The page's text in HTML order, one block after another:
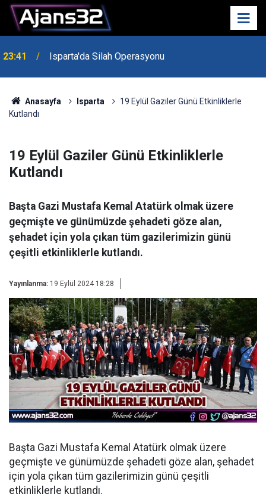
23:41 Isparta'da Silah Operasyonu
23:21 6 Mart Spor Salonu Yeniden Yükseliyor
Anasayfa Isparta
19 Eylül Gaziler Günü Etkinliklerle
Kutlandı
19 Eylül Gaziler Günü Etkinliklerle
Kutlandı
Başta Gazi Mustafa Kemal Atatürk olmak üzere
geçmişte ve günümüzde şehadeti göze alan,
şehadet için yola çıkan tüm gazilerimizin günü
çeşitli etkinliklerle kutlandı.
Yayınlanma: 19 Eylül 2024 18:28
Başta Gazi Mustafa Kemal Atatürk olmak üzere
geçmişte ve günümüzde şehadeti göze alan, şehadet
için yola çıkan tüm gazilerimizin günü çeşitli
etkinliklerle kutlandı.